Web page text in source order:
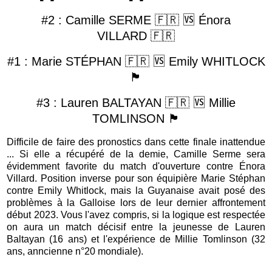
#2 : Camille SERME 🇫🇷 🆚 Énora
VILLARD 🇫🇷
#1 : Marie STÉPHAN 🇫🇷 🆚 Emily WHITLOCK
🏴󠁧󠁢󠁷󠁬󠁳󠁿
#3 : Lauren BALTAYAN 🇫🇷 🆚 Millie
TOMLINSON 🏴󠁧󠁢󠁥󠁮󠁧󠁿
Difficile de faire des pronostics dans cette finale inattendue
... Si elle a récupéré de la demie, Camille Serme sera
évidemment favorite du match d'ouverture contre
Énora
Villard. Position inverse pour son équipière Marie Stéphan
contre Emily Whitlock, mais la Guyanaise avait posé des
problèmes à la Galloise lors de leur dernier affrontement
début 2023. Vous l'avez compris, si la logique est respectée
on aura un match décisif entre la jeunesse de Lauren
Baltayan (16 ans) et l'expérience de Millie Tomlinson (32
ans, anncienne n°20 mondiale).